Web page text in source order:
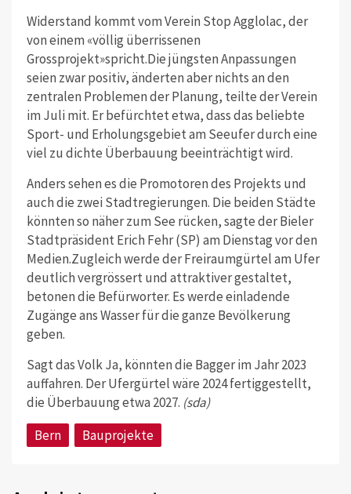
Widerstand kommt vom Verein Stop Agglolac, der
von einem «völlig überrissenen
Grossprojekt»spricht.Die jüngsten Anpassungen
seien zwar positiv, änderten aber nichts an den
zentralen Problemen der Planung, teilte der Verein
im Juli mit. Er befürchtet etwa, dass das beliebte
Sport- und Erholungsgebiet am Seeufer durch eine
viel zu dichte Überbauung beeinträchtigt wird.
Anders sehen es die Promotoren des Projekts und
auch die zwei Stadtregierungen. Die beiden Städte
könnten so näher zum See rücken, sagte der Bieler
Stadtpräsident Erich Fehr (SP) am Dienstag vor den
Medien.Zugleich werde der Freiraumgürtel am Ufer
deutlich vergrössert und attraktiver gestaltet,
betonen die Befürworter. Es werde einladende
Zugänge ans Wasser für die ganze Bevölkerung
geben.
Sagt das Volk Ja, könnten die Bagger im Jahr 2023
auffahren. Der Ufergürtel wäre 2024 fertiggestellt,
die Überbauung etwa 2027. (sda)
Bern
Bauprojekte